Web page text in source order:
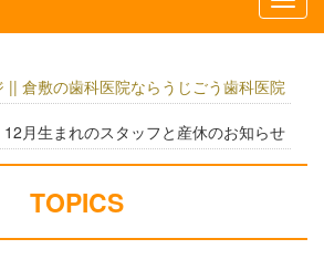
|| 倉敷の歯科医院ならうじごう歯科医院
12月生まれのスタッフと産休のお知らせ
TOPICS